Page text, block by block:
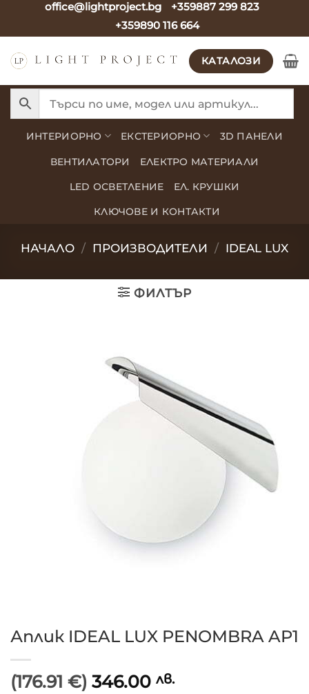
office@lightproject.bg
+359887 299 823
+359890 116 664
КАТАЛОЗИ
ИНТЕРИОРНО ЕКСТЕРИОРНО 3D ПАНЕЛИ
ВЕНТИЛАТОРИ ЕЛЕКТРО МАТЕРИАЛИ
LED ОСВЕТЛЕНИЕ ЕЛ. КРУШКИ
КЛЮЧОВЕ И КОНТАКТИ
НАЧАЛО / ПРОИЗВОДИТЕЛИ / IDEAL LUX
ФИЛТЪР
Аплик IDEAL LUX PENOMBRA AP1
(176.91 €) 346.00 лв.